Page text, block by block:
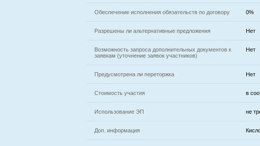
Обеспечение исполнения обязательств по договору 0%
Разрешены ли альтернативные предложения Нет
Возможность запроса дополнительных документов к
заявкам (уточнение заявок участников)
Нет
Предусмотрена ли переторжка Нет
Стоимость участия в
Использование ЭП не
Доп. информация